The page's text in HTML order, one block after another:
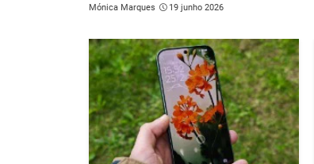
Mónica Marques 19 junho 2026